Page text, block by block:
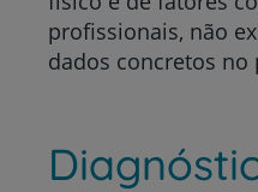
profissionais, não
dados concretos no